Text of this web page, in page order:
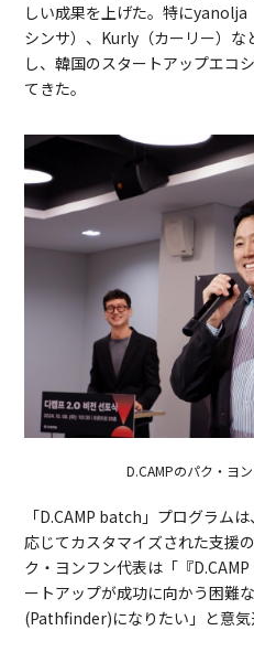
しい成果を上げた。特にyanolja
シンサ）、Kurly（カーリー）な
し、韓国のスタートアップエコ
てきた。
D.CAMPのパク・ヨ
「D.CAMP batch」プログラム
応じてカスタマイズされた支援
ク・ヨンフン代表は「『
ートアップが成功に向かう困難
(Pathfinder)になりたい」と意気